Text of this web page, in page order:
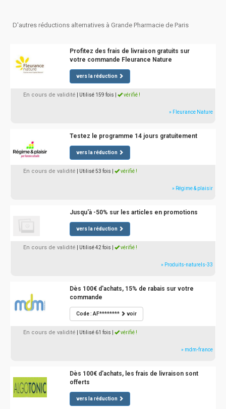
D'autres réductions alternatives à Grande Pharmacie de Paris
Profitez des frais de livraison gratuits sur
votre commande Fleurance Nature
vers la réduction
En cours de validité | Utilisé 159 fois vérifié !
» Fleurance Nature
Testez le programme 14 jours gratuitement
vers la réduction
En cours de validité | Utilisé 53 fois vérifié !
» Régime & plaisir
Jusqu'à -50% sur les articles en promotions
vers la réduction
En cours de validité | Utilisé 42 fois vérifié !
» Produits-naturels-33
Dès 100€ d'achats, 15% de rabais sur votre
commande
Code : AF******** voir
En cours de validité | Utilisé 61 fois vérifié !
» mdm-france
Dès 100€ d'achats, les frais de livraison sont
offerts
vers la réduction